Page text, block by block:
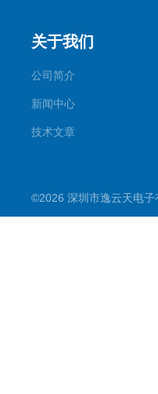
关于我们
公司简介
新闻中心
技术文章
©2026 深圳市逸云天电